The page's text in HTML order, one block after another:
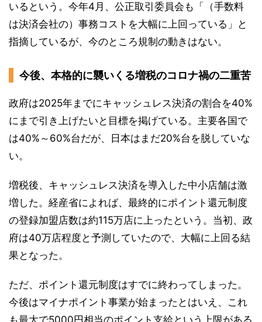
いるという。今年4月、公正取引委員会も「（手数料
は決済会社の）事務コストを大幅に上回っている」と
指摘しているが、今のところ規制の動きはない。
今後、本格的に襲いくる増税のコロナ禍の二重苦
政府は2025年までにキャッシュレス決済の割合を40%
にまで引き上げたいと目標を掲げている。主要各国で
は40%～60%台だが、日本はまだ20%台を脱していな
い。
増税後、キャッシュレス決済を導入した中小店舗は激
増した。経産省によれば、最終的にポイント還元制度
の登録加盟店数は約115万店に上ったという。当初、政
府は40万店程度と予測していたので、大幅に上回る結
果となった。
ただ、ポイント還元制度はすでに終わってしまった。
今後はマイナポイント事業が始まったとはいえ、これ
も最大で5000円相当のポイント支給という上限がある